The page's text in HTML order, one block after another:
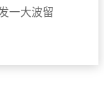
一大波留